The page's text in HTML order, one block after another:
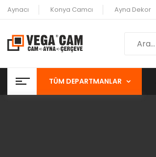
Aynacı Konya Camcı Ayna Dekor
TÜM DEPARTMANLAR